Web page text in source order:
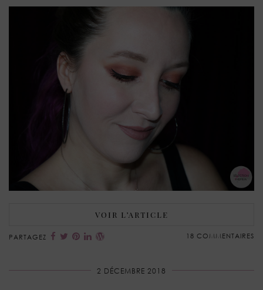
VOIR L’ARTICLE
PARTAGEZ 18 COMMENTAIRES
2 DÉCEMBRE 2018